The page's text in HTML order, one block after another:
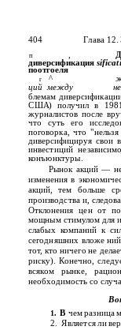
404 Глава
п
диверсификация
поотгоеля
r ^
ций между
блемам
США) получил в
журналистов после
что суть его
поговорка, что
диверсифицируя свои
инвестиций
конъюнктуры.
Рынок акций —
изменения в
акций, тем больше
производства и,
Отклонения цен от
мощным стимулом для
слабых компаний к
сегодняшних вложе­
тот, кто ничего не
риску). Конечно,
всяком рынке,
необходимость со
1. В чем разница
2. Является ли